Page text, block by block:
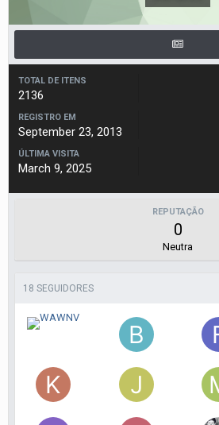
TOTAL DE ITENS
2136
REGISTRO EM
September 23, 2013
ÚLTIMA VISITA
March 9, 2025
REPUTAÇÃO
0
Neutra
18 SEGUIDORES